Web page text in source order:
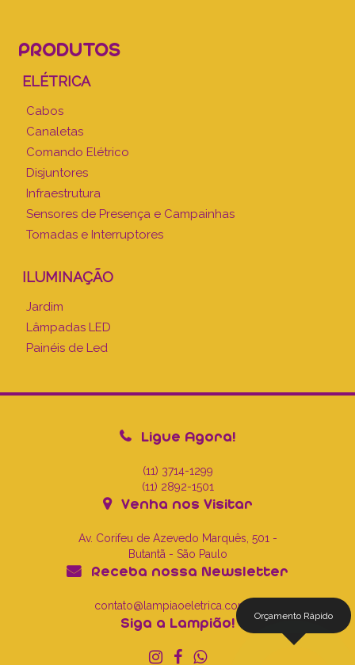
PRODUTOS
ELÉTRICA
Cabos
Canaletas
Comando Elétrico
Disjuntores
Infraestrutura
Sensores de Presença e Campainhas
Tomadas e Interruptores
ILUMINAÇÃO
Jardim
Lâmpadas LED
Painéis de Led
Ligue Agora!
(11) 3714-1299
(11) 2892-1501
Venha nos Visitar
Av. Corifeu de Azevedo Marquês, 501 -
Butantã - São Paulo
Receba nossa Newsletter
contato@lampiaoeletrica.com.br
Siga a Lampião! Orçamento Rápido